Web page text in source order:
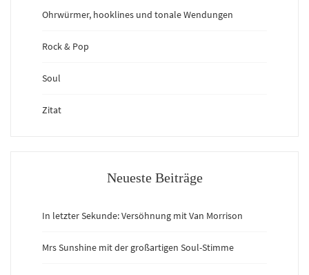
Ohrwürmer, hooklines und tonale Wendungen
Rock & Pop
Soul
Zitat
Neueste Beiträge
In letzter Sekunde: Versöhnung mit Van Morrison
Mrs Sunshine mit der großartigen Soul-Stimme